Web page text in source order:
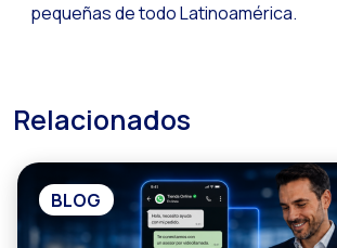
pequeñas de todo Latinoamérica.
Relacionados
BLOG